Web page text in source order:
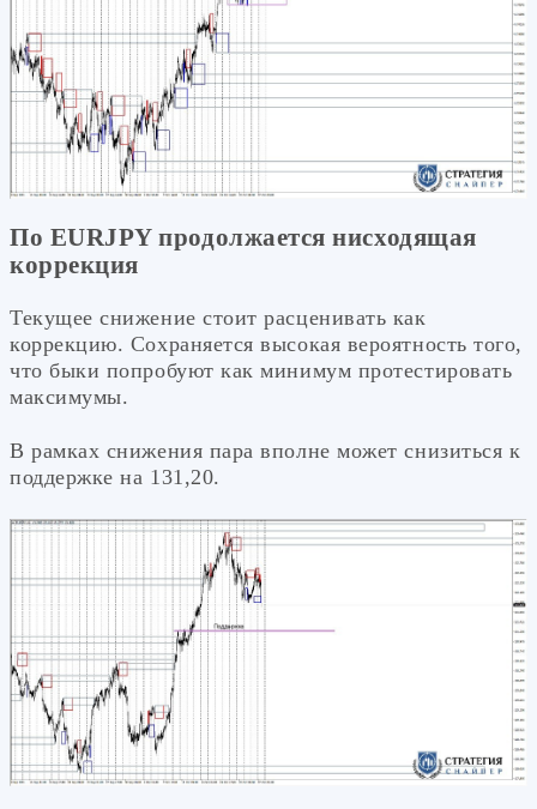
По EURJPY продолжается нисходящая
коррекция
Текущее снижение стоит расценивать как
коррекцию. Сохраняется высокая вероятность того,
что быки попробуют как минимум протестировать
максимумы.
В рамках снижения пара вполне может снизиться к
поддержке на 131,20.